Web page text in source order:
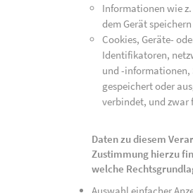
Informationen wie
dem Gerät
Cookies, Geräte-
Identifikatoren,
und -informationen,
gespeichert oder
verbindet, und zwar
Daten zu diesem
Zustimmung hierzu
welche